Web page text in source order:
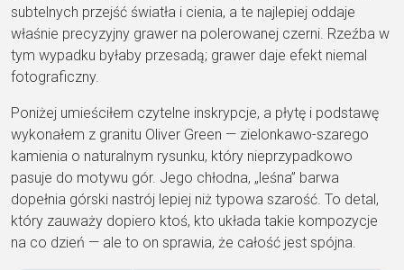
subtelnych przejść światła i cienia, a te najlepiej oddaje
właśnie precyzyjny grawer na polerowanej czerni. Rzeźba w
tym wypadku byłaby przesadą; grawer daje efekt niemal
fotograficzny.
Poniżej umieściłem czytelne inskrypcje, a płytę i podstawę
wykonałem z granitu Oliver Green — zielonkawo-szarego
kamienia o naturalnym rysunku, który nieprzypadkowo
pasuje do motywu gór. Jego chłodna, „leśna” barwa
dopełnia górski nastrój lepiej niż typowa szarość. To detal,
który zauważy dopiero ktoś, kto układa takie kompozycje
na co dzień — ale to on sprawia, że całość jest spójna.